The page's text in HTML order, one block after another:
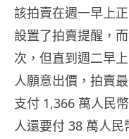
該拍賣在週一早上
設置了拍賣提醒，
次，但直到週二早
人願意出價，拍賣
支付 1,366 萬人民
人還要付 38 萬人